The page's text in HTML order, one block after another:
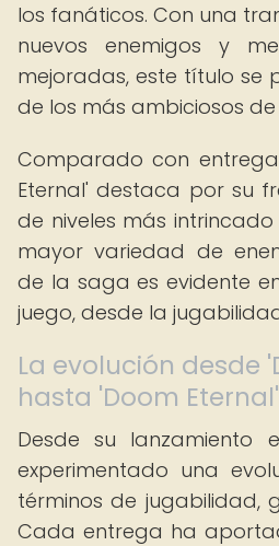
los fanáticos. Con una
nuevos enemigos y
mejoradas, este título se
de los más ambiciosos
Comparado con
Eternal' destaca por su
de niveles más
mayor variedad de
de la saga es evidente
juego, desde la
La evolución desde
hasta 'Doom Eternal'
Desde su lanzamiento
experimentado una
términos de jugabilidad,
Cada entrega ha